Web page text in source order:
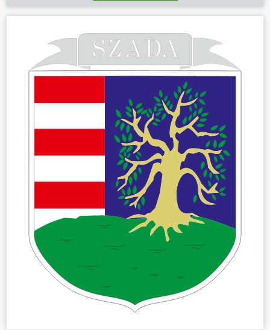
ÖNKORMÁNYZAT
ÜGYINTÉZÉS
KÖZÖSSÉG
VÁLASZTÁSOK